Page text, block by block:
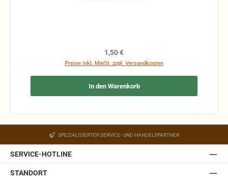
Funktion nicht mehr gewährleistet werden und die
Regulärer Preis:
1,50 €
Preise inkl. MwSt. zzgl. Versandkosten
In den Warenkorb
SPEZIALISIERTER SERVICE- UND HANDELSPARTNER
SERVICE-HOTLINE
STANDORT